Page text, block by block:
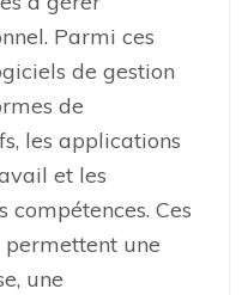
Parmi ces
de gestion
de
les applications
et les
compétences. Ces
une
une